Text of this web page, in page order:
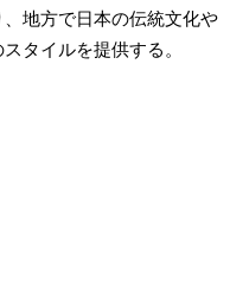
地方で日本の伝統文化や
タイルを提供する。